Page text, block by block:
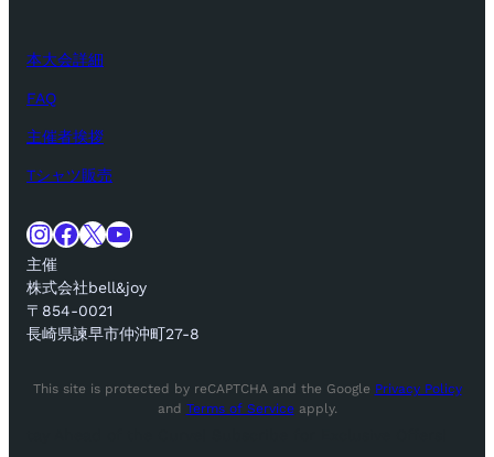
本大会詳細
FAQ
主催者挨拶
Tシャツ販売
InstagramFacebook X YouTube
主催
株式会社bell&joy
〒854-0021
長崎県諫早市仲沖町27-8
This site is protected by reCAPTCHA and the Google Privacy Policy
and Terms of Serviceapply.